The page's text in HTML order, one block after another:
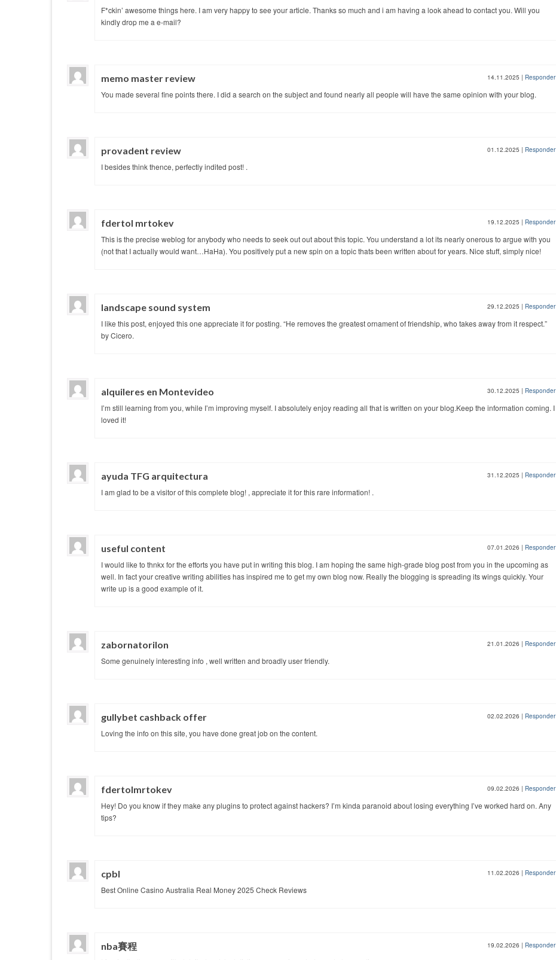
F*ckin’ awesome things here. I am very happy to see your article. Thanks so much and i am having a look ahead to contact you. Will you
kindly drop me a e-mail?
memo master review 14.11.2025 | Responder
You made several fine points there. I did a search on the subject and found nearly all people will have the same opinion with your blog.
provadent review 01.12.2025 | Responder
I besides think thence, perfectly indited post! .
fdertol mrtokev 19.12.2025 | Responder
This is the precise weblog for anybody who needs to seek out out about this topic. You understand a lot its nearly onerous to argue with you
(not that I actually would want…HaHa). You positively put a new spin on a topic thats been written about for years. Nice stuff, simply nice!
landscape sound system 29.12.2025 | Responder
I like this post, enjoyed this one appreciate it for posting. “He removes the greatest ornament of friendship, who takes away from it respect.”
by Cicero.
alquileres en Montevideo 30.12.2025 | Responder
I’m still learning from you, while I’m improving myself. I absolutely enjoy reading all that is written on your blog.Keep the information coming. I
loved it!
ayuda TFG arquitectura 31.12.2025 | Responder
I am glad to be a visitor of this complete blog! , appreciate it for this rare information! .
useful content 07.01.2026 | Responder
I would like to thnkx for the efforts you have put in writing this blog. I am hoping the same high-grade blog post from you in the upcoming as
well. In fact your creative writing abilities has inspired me to get my own blog now. Really the blogging is spreading its wings quickly. Your
write up is a good example of it.
zabornatorilon 21.01.2026 | Responder
Some genuinely interesting info , well written and broadly user friendly.
gullybet cashback offer 02.02.2026 | Responder
Loving the info on this site, you have done great job on the content.
fdertolmrtokev 09.02.2026 | Responder
Hey! Do you know if they make any plugins to protect against hackers? I’m kinda paranoid about losing everything I’ve worked hard on. Any
tips?
cpbl 11.02.2026 | Responder
Best Online Casino Australia Real Money 2025 Check Reviews
nba賽程 19.02.2026 | Responder